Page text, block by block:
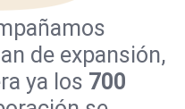
de expansión,
ya los 700